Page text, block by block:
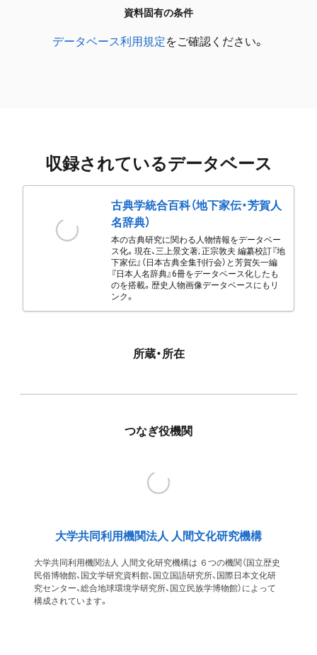
資料固有の条件
データベース利用規定をご確認ください。
収録されているデータベース
古典学統合百科（地下家伝・芳賀人
名辞典）
本の古典研究に関わる人物情報をデータベー
ス化。現在、三上景文著; 正宗敦夫 編纂校訂『地
下家伝』（日本古典全集刊行会）と芳賀矢一編
『日本人名辞典』6冊をデータベース化したも
のを搭載。歴史人物画像データベースにもリ
ンク。
所蔵・所在
つなぎ役機関
大学共同利用機関法人 人間文化研究機構
大学共同利用機関法人 人間文化研究機構は ６つの機関（国立歴史
民俗博物館、国文学研究資料館、国立国語研究所、国際日本文化研
究センター、総合地球環境学研究所、国立民族学博物館）によって
構成されています。